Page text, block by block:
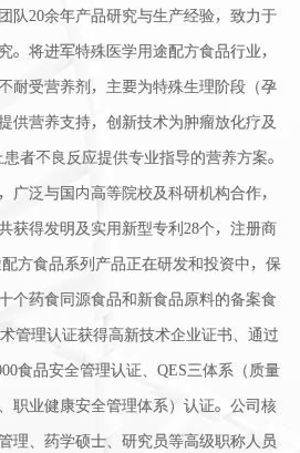
队20余年产品研究与生产经验，致力于
。将进军特殊医学用途配方食品行业，
耐受营养剂，主要为特殊生理阶段（孕
供营养支持，创新技术为肿瘤放化疗及
者不良反应提供专业指导的营养方案。
广泛与国内高等院校及科研机构合作，
获得发明及实用新型专利28个，注册商
方食品系列产品正在研发和投资中，保
个药食同源食品和新食品原料的备案食
管理认证获得高新技术企业证书、通过
食品安全管理认证、QES三体系（质量
职业健康安全管理体系）认证。公司核
理、药学硕士、研究员等高级职称人员